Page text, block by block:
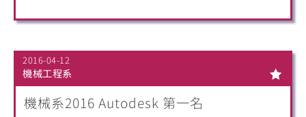
2016-04-12
機械工程系
機械系2016 Autodesk 第一名